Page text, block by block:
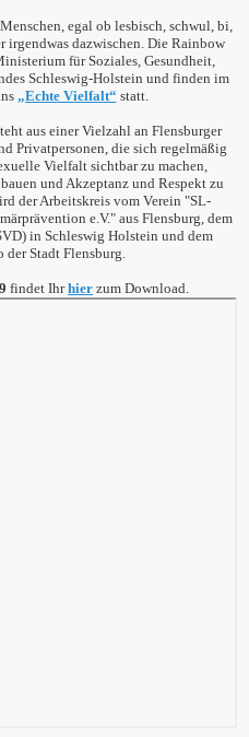
egal ob lesbisch, schwul, bi,
irgendwas dazwischen. Die Rainbow
für Soziales, Gesundheit,
Schleswig-Holstein und finden im
„Echte Vielfalt“ statt.
aus einer Vielzahl an Flensburger
Privatpersonen, die sich regelmäßig
Vielfalt sichtbar zu machen,
und Akzeptanz und Respekt zu
der Arbeitskreis vom Verein "SL-
e.V." aus Flensburg, dem
in Schleswig Holstein und dem
Stadt Flensburg.
findet Ihrhier zum Download.